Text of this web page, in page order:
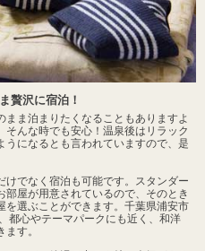
贅沢に宿泊！
ま泊まりたくなることもありますよ
んな時でも安心！温泉後はリラック
うになるとも言われていますので、是
けでなく宿泊も可能です。スタンダー
部屋が用意されているので、そのとき
を選ぶことができます。千葉県浦安市
都心やテーマパークにも近く、和洋
す。